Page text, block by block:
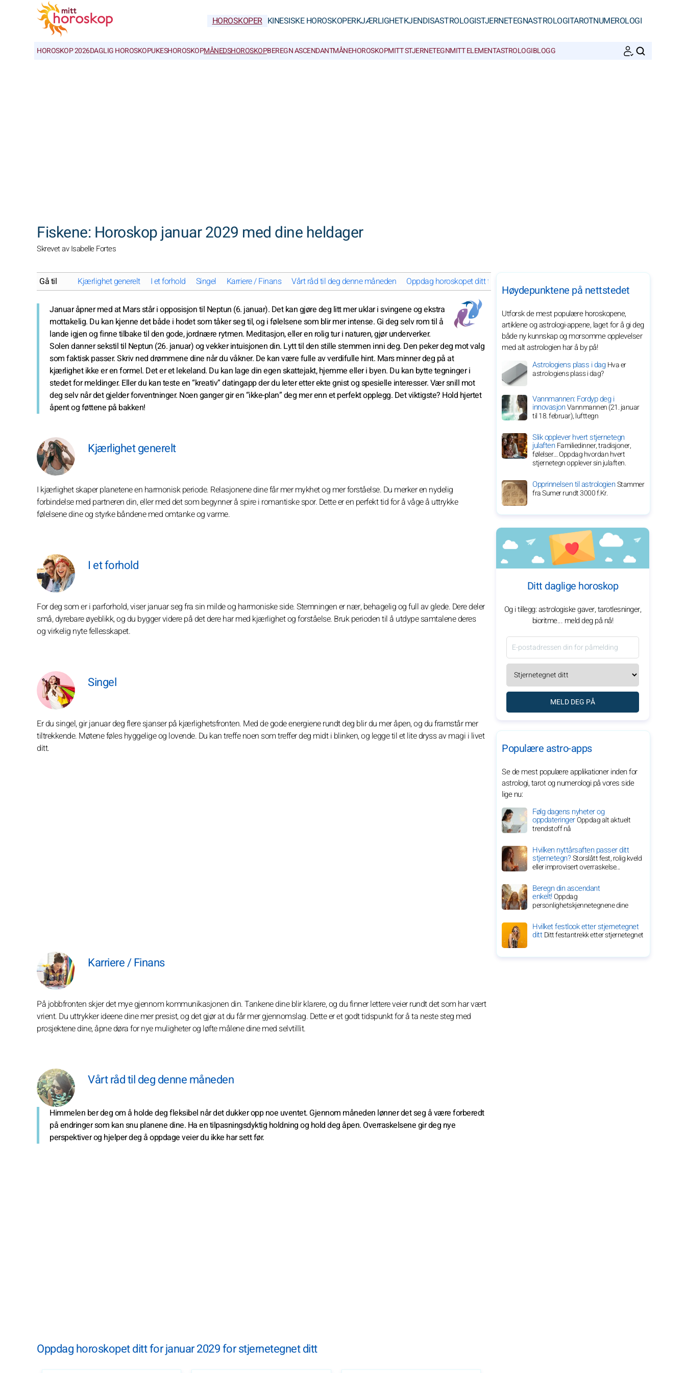
HOROSKOPER KINESISKE HOROSKOPERKJÆRLIGHETKJENDISASTROLOGISTJERNETEGNASTROLOGITAROTNUMEROLOGI
HOROSKOP 2026DAGLIG HOROSKOPUKESHOROSKOPMÅNEDSHOROSKOPBEREGN ASCENDANTMÅNEHOROSKOPMITT STJERNETEGNMITT ELEMENTASTROLOGIBLOGG
Fiskene: Horoskop januar 2029 med dine heldager
Skrevet av Isabelle Fortes
Gå til Kjærlighet generelt I et forhold Singel Karriere / Finans Vårt råd til deg denne måneden Oppdag horoskopet ditt for januar 2029 for stjernetegnet ditt
Januar åpner med at Mars står i opposisjon til Neptun (6. januar). Det kan gjøre deg litt mer uklar i svingene og ekstra
mottakelig. Du kan kjenne det både i hodet som tåker seg til, og i følelsene som blir mer intense. Gi deg selv rom til å
lande igjen og finne tilbake til den gode, jordnære rytmen. Meditasjon, eller en rolig tur i naturen, gjør underverker.
Solen danner sekstil til Neptun (26. januar) og vekker intuisjonen din. Lytt til den stille stemmen inni deg. Den peker deg mot valg
som faktisk passer. Skriv ned drømmene dine når du våkner. De kan være fulle av verdifulle hint. Mars minner deg på at
kjærlighet ikke er en formel. Det er et lekeland. Du kan lage din egen skattejakt, hjemme eller i byen. Du kan bytte tegninger i
stedet for meldinger. Eller du kan teste en “kreativ” datingapp der du leter etter ekte gnist og spesielle interesser. Vær snill mot
deg selv når det gjelder forventninger. Noen ganger gir en “ikke-plan” deg mer enn et perfekt opplegg. Det viktigste? Hold hjertet
åpent og føttene på bakken!
Kjærlighet generelt
I kjærlighet skaper planetene en harmonisk periode. Relasjonene dine får mer mykhet og mer forståelse. Du merker en nydelig
forbindelse med partneren din, eller med det som begynner å spire i romantiske spor. Dette er en perfekt tid for å våge å uttrykke
følelsene dine og styrke båndene med omtanke og varme.
I et forhold
For deg som er i parforhold, viser januar seg fra sin milde og harmoniske side. Stemningen er nær, behagelig og full av glede. Dere deler
små, dyrebare øyeblikk, og du bygger videre på det dere har med kjærlighet og forståelse. Bruk perioden til å utdype samtalene deres
og virkelig nyte fellesskapet.
Singel
Er du singel, gir januar deg flere sjanser på kjærlighetsfronten. Med de gode energiene rundt deg blir du mer åpen, og du framstår mer
tiltrekkende. Møtene føles hyggelige og lovende. Du kan treffe noen som treffer deg midt i blinken, og legge til et lite dryss av magi i livet
ditt.
Karriere / Finans
På jobbfronten skjer det mye gjennom kommunikasjonen din. Tankene dine blir klarere, og du finner lettere veier rundt det som har vært
vrient. Du uttrykker ideene dine mer presist, og det gjør at du får mer gjennomslag. Dette er et godt tidspunkt for å ta neste steg med
prosjektene dine, åpne døra for nye muligheter og løfte målene dine med selvtillit.
Vårt råd til deg denne måneden
Himmelen ber deg om å holde deg fleksibel når det dukker opp noe uventet. Gjennom måneden lønner det seg å være forberedt
på endringer som kan snu planene dine. Ha en tilpasningsdyktig holdning og hold deg åpen. Overraskelsene gir deg nye
perspektiver og hjelper deg å oppdage veier du ikke har sett før.
Oppdag horoskopet ditt for januar 2029 for stjernetegnet ditt
Høydepunktene på nettstedet
Utforsk de mest populære horoskopene,
artiklene og astrologi-appene, laget for å gi deg
både ny kunnskap og morsomme opplevelser
med alt astrologien har å by på!
Astrologiens plass i dagHva er
astrologiens plass i dag?
Vannmannen: Fordyp deg i
innovasjonVannmannen (21. januar
til 18. februar), lufttegn
Slik opplever hvert stjernetegn
julaftenFamiliedinner, tradisjoner,
følelser… Oppdag hvordan hvert
stjernetegn opplever sin julaften.
Opprinnelsen til astrologienStammer
fra Sumer rundt 3000 f.Kr.
Ditt daglige horoskop
Og i tillegg: astrologiske gaver, tarotlesninger,
bioritme... meld deg på nå!
MELD DEG PÅ
Populære astro-apps
Se de mest populære applikationer inden for
astrologi, tarot og numerologi på vores side
lige nu:
Følg dagens nyheter og
oppdateringerOppdag alt aktuelt
trendstoff nå
Hvilken nyttårsaften passer ditt
stjernetegn?Storslått fest, rolig kveld
eller improvisert overraskelse...
Beregn din ascendant
enkelt!Oppdag
personlighetskjennetegnene dine
Hvilket festlook etter stjernetegnet
dittDitt festantrekk etter stjernetegnet